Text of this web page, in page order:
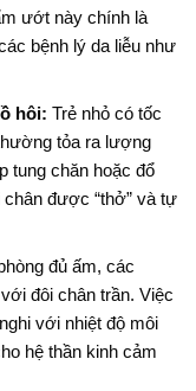
ướt này chính là
bệnh lý da liễu như
hôi: Trẻ nhỏ có tốc
tỏa ra lượng
tung chăn hoặc đổ
được “thở” và tự
đủ ấm, các
đôi chân trần. Việc
với nhiệt độ môi
hệ thần kinh cảm